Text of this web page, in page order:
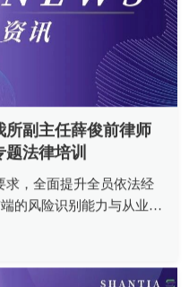
所副主任薛俊前律师
题法律培训
求，全面提升全员依法经
的风险识别能力与从业人